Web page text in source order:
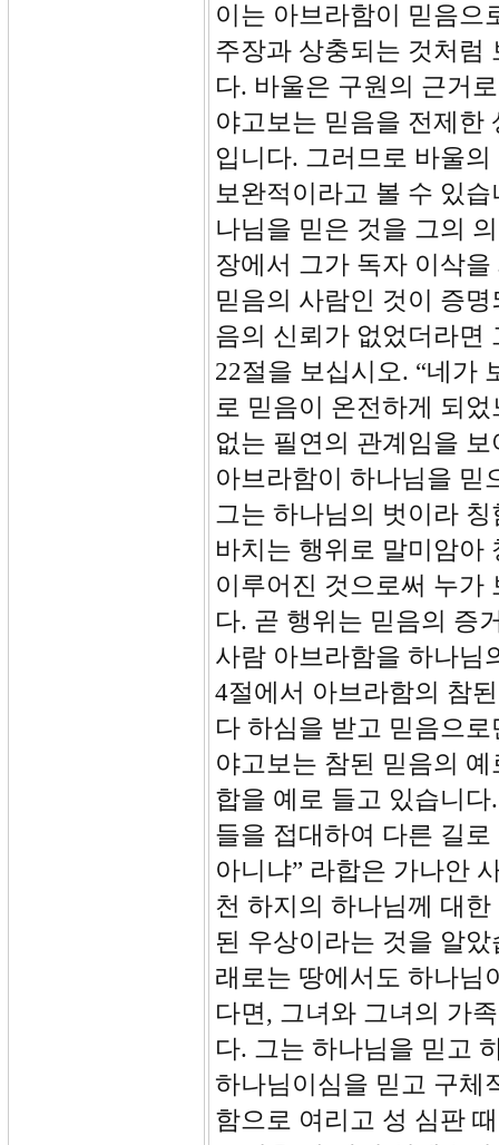
이는 아브라함이 믿음으
주장과 상충되는 것처럼
다. 바울은 구원의 근거
야고보는 믿음을 전제한
입니다. 그러므로 바울
보완적이라고 볼 수 있
나님을 믿은 것을 그의
장에서 그가 독자 이삭
믿음의 사람인 것이 증
음의 신뢰가 없었더라면
22절을 보십시오. “네가
로 믿음이 온전하게 되
없는 필연의 관계임을
아브라함이 하나님을 믿
그는 하나님의 벗이라
바치는 행위로 말미암아
이루어진 것으로써 누가
다. 곧 행위는 믿음의 증
사람 아브라함을 하나님
4절에서 아브라함의 참
다 하심을 받고 믿음으
야고보는 참된 믿음의
합을 예로 들고 있습니
들을 접대하여 다른 길
아니냐” 라합은 가나안
천 하지의 하나님께 대
된 우상이라는 것을 알
래로는 땅에서도 하나님
다면, 그녀와 그녀의 가
다. 그는 하나님을 믿고
하나님이심을 믿고 구체
함으로 여리고 성 심판